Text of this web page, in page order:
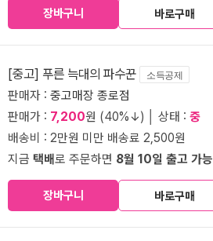
장바구니 바로구매
[중고] 푸른 늑대의 파수꾼 소득공제
판매자 : 중고매장 종로점
판매가 : 7,200원 (40%↓) │ 상태 : 중
배송비 : 2만원 미만 배송료 2,500원
지금 택배로 주문하면 8월 10일 출고 가능
장바구니 바로구매